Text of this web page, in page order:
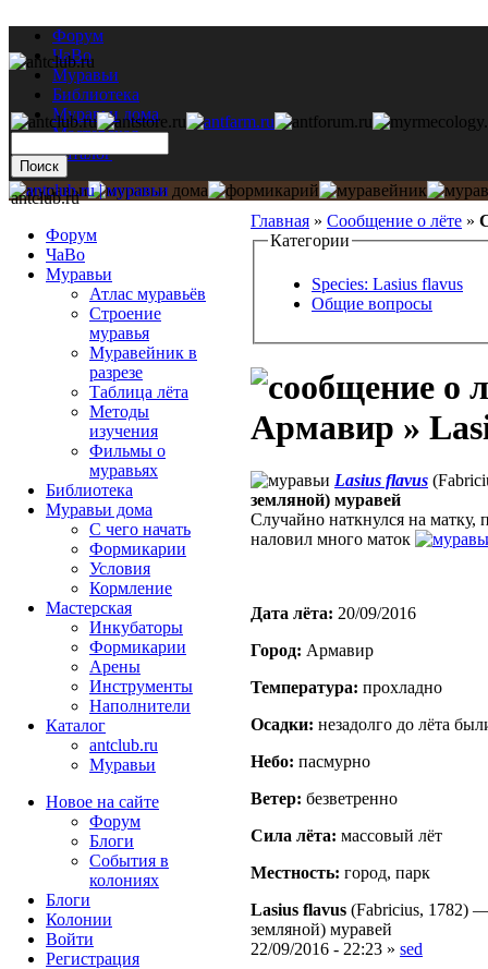
Форум
ЧаВо
Муравьи
Библиотека
Муравьи дома
Мастерская
Каталог
Главная » Сообщение о лёте »
Категории
Species: Lasius flavus
Общие вопросы
Армавир »
Lasius flavus
земляной) муравей
Случайно наткнулся на матку,
наловил много маток
Дата лёта: 20/09/2016
Город: Армавир
Температура: прохладно
Осадки: незадолго до лёта
Небо: пасмурно
Ветер: безветренно
Сила лёта: массовый лёт
Местность: город, парк
Lasius flavus (Fabricius, 1782)
земляной) муравей
22/09/2016 - 22:23 » sed
antclub.ru
Форум
ЧаВо
Муравьи
Атлас муравьёв
Строение
муравья
Муравейник в
разрезе
Таблица лёта
Методы
изучения
Фильмы о
муравьях
Библиотека
Муравьи дома
С чего начать
Формикарии
Условия
Кормление
Мастерская
Инкубаторы
Формикарии
Арены
Инструменты
Наполнители
Каталог
antclub.ru
Муравьи
Новое на сайте
Форум
Блоги
События в
колониях
Блоги
Колонии
Войти
Peгиcтpaция